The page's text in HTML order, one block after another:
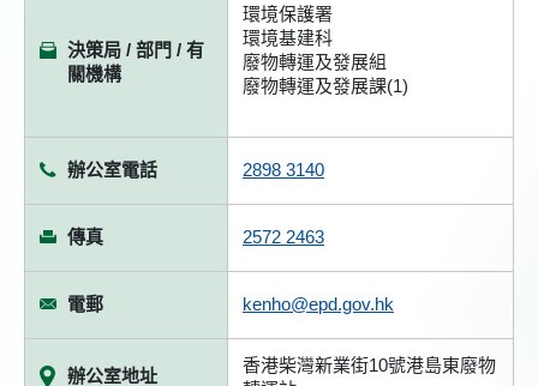
決策局 / 部門 / 有
關機構
環境保護署
環境基建科
廢物轉運及發展組
廢物轉運及發展課(1)
辦公室電話 2898 3140
傳真 2572 2463
電郵 kenho@epd.gov.hk
辦公室地址
香港柴灣新業街10號港島東廢物